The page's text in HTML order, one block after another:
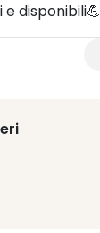
disponibili💪